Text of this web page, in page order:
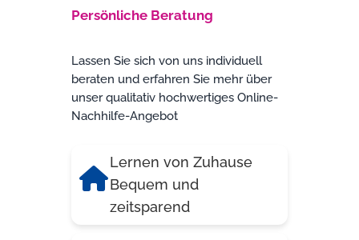
Persönliche Beratung
Lassen Sie sich von uns individuell
beraten und erfahren Sie mehr über
unser qualitativ hochwertiges Online-
Nachhilfe-Angebot
Lernen von Zuhause
Bequem und
zeitsparend